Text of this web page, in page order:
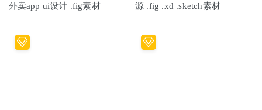
外卖app ui设计 .fig素材
源 .fig .xd .sketch素材